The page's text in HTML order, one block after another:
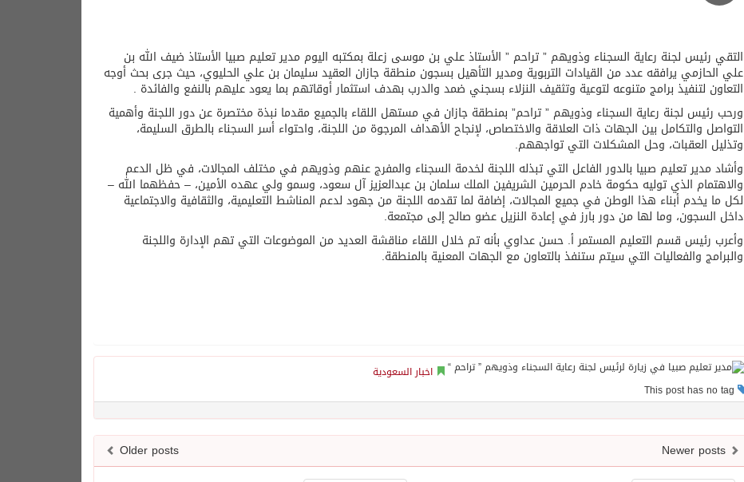
التقي رئيس لجنة رعاية السجناء وذويهم ” تراحم ” الأستاذ علي بن موسى زعلة بمكتبه اليوم مدير تعليم صبيا الأستاذ ضيف الله بن
علي الحازمي يرافقه عدد من القيادات التربوية ومدير التأهيل بسجون منطقة جازان العقيد سليمان بن علي الحليوي، حيث جرى بحث أوجه
التعاون لتنفيذ برامج متنوعه لتوعية وتثقيف النزلاء بسجني ضمد والدرب بهدف استثمار أوقاتهم بما يعود عليهم بالنفع والفائدة .
ورحب رئيس لجنة رعاية السجناء وذويهم ” تراحم” بمنطقة جازان في مستهل اللقاء بالجميع مقدما نبذة مختصرة عن دور اللجنة وأهمية
التواصل والتكامل بين الجهات ذات العلاقة والاختصاص، لإنجاح الأهداف المرجوة من اللجنة، واحتواء أسر السجناء بالطرق السليمة،
وتذليل العقبات، وحل المشكلات التي تواجههم.
وأشاد مدير تعليم صبيا بالدور الفاعل التي تبذله اللجنة لخدمة السجناء والمفرج عنهم وذويهم في مختلف المجالات، في ظل الدعم
والاهتمام الذي توليه حكومة خادم الحرمين الشريفين الملك سلمان بن عبدالعزيز آل سعود، وسمو ولي عهده الأمين، – حفظهما الله –
لكل ما يخدم أبناء هذا الوطن في جميع المجالات، إضافة لما تقدمه اللجنة من جهود لدعم المناشط التعليمية، والثقافية والاجتماعية
داخل السجون، وما لها من دور بارز في إعادة النزيل عضو صالح إلى مجتمعة.
وأعرب رئيس قسم التعليم المستمر أ. حسن عداوي بأنه تم خلال اللقاء مناقشة العديد من الموضوعات التي تهم الإدارة واللجنة
والبرامج والفعاليات التي سيتم ستنفذ بالتعاون مع الجهات المعنية بالمنطقة.
اخبار السعودية
Older posts